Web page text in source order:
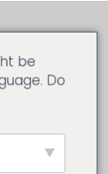
be
Do